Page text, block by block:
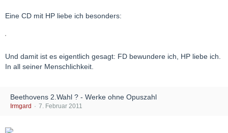
Eine CD mit HP liebe ich besonders:
Und damit ist es eigentlich gesagt: FD bewundere ich, HP liebe ich.
In all seiner Menschlichkeit.
Beethovens 2.Wahl ? - Werke ohne Opuszahl
Irmgard 7. Februar 2011